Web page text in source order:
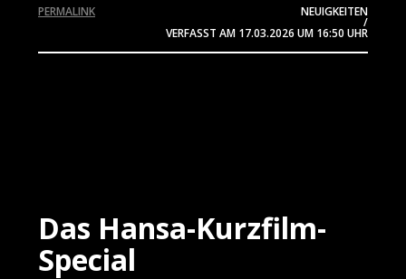
NEUIGKEITEN
/
VERFASST AM 17.03.2026 UM 16:50 UHR
PERMALINK
Das Hansa-Kurzfilm-
Special